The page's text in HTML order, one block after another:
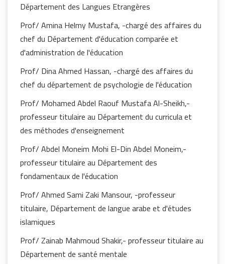
Département des Langues Etrangères
Prof/ Amina Helmy Mustafa, -chargé des affaires du
chef du Département d'éducation comparée et
d'administration de l'éducation
Prof/ Dina Ahmed Hassan, -chargé des affaires du
chef du département de psychologie de l'éducation
Prof/ Mohamed Abdel Raouf Mustafa Al-Sheikh,-
professeur titulaire au Département du curricula et
des méthodes d'enseignement
Prof/ Abdel Moneim Mohi El-Din Abdel Moneim,-
professeur titulaire au Département des
fondamentaux de l'éducation
Prof/ Ahmed Sami Zaki Mansour, -professeur
titulaire, Département de langue arabe et d'études
islamiques
Prof/ Zainab Mahmoud Shakir,- professeur titulaire au
Département de santé mentale